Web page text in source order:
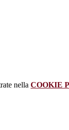
nella COOKIE